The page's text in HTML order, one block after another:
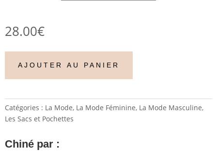
28.00€
AJOUTER AU PANIER
Catégories : La Mode, La Mode Féminine, La Mode Masculine,
Les Sacs et Pochettes
Chiné par :